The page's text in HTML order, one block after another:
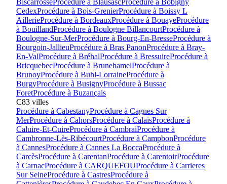
CedexProcédure à Bois-GrenierProcédure à Boissy L
AillerieProcédure à BordeauxProcédure à BouayeProcédure
à BouillandProcédure à Boulogne BillancourtProcédure à
Boulogne-Sur-MerProcédure à Bourg-En-BresseProcédure à
Bourgoin-JallieuProcédure à Bras PanonProcédure à Bray-
En-ValProcédure à BréhalProcédure à BressuireProcédure à
BricquebecProcédure à BrunehamelProcédure à
BrunoyProcédure à Buhl-LorraineProcédure à
BurgyProcédure à BusignyProcédure à Bussac
ForetProcédure à Buzançais
C83 villes
Procédure à CabestanyProcédure à Cagnes Sur
MerProcédure à CahorsProcédure à CalaisProcédure à
Caluire-Et-CuireProcédure à CambraiProcédure à
Cambronne-Lès-RibécourtProcédure à CampbonProcédure
à CannesProcédure à Cannes La BoccaProcédure à
CarcèsProcédure à CarentanProcédure à CarentoirProcédure
à CarnacProcédure à CARQUEFOUProcédure à Carrieres
Sur SeineProcédure à CastresProcédure à